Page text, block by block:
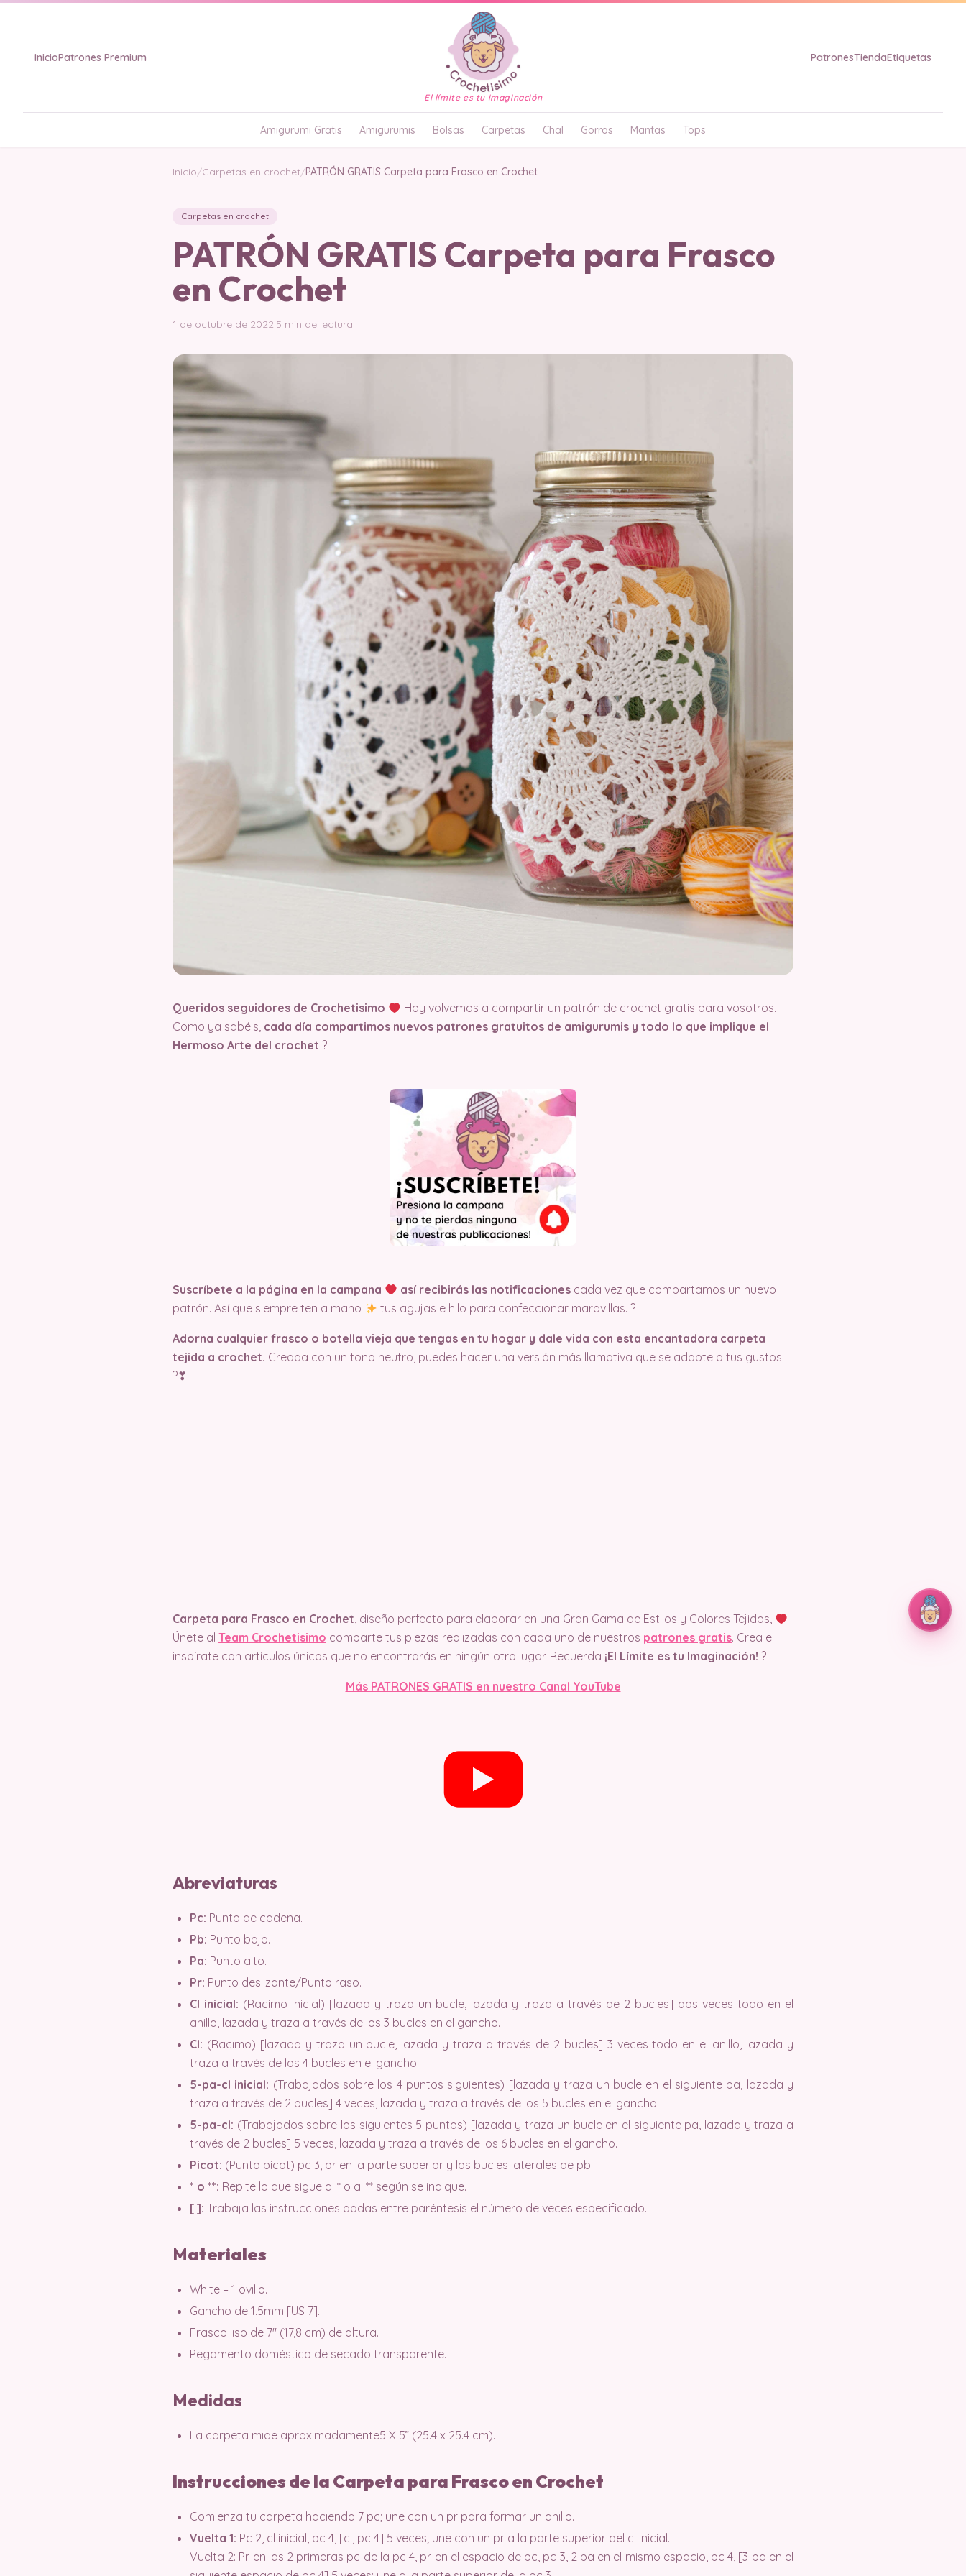
InicioPatrones Premium
El límite es tu imaginación
PatronesTiendaEtiquetas
Amigurumi Gratis Amigurumis Bolsas Carpetas Chal Gorros Mantas Tops
Inicio/Carpetas en crochet/PATRÓN GRATIS Carpeta para Frasco en Crochet
Carpetas en crochet
PATRÓN GRATIS Carpeta para Frasco
en Crochet
1 de octubre de 2022·5 min de lectura
Queridos seguidores de Crochetisimo
Hoy volvemos a compartir un patrón de crochet gratis para vosotros.
Como ya sabéis, cada día compartimos nuevos patrones gratuitos de amigurumis y todo lo que implique el
Hermoso Arte del crochet ?
Suscríbete a la página en la campana así recibirás las notificaciones cada vez que compartamos un nuevo
patrón. Así que siempre ten a mano
tus agujas e hilo para confeccionar maravillas. ?
Adorna cualquier frasco o botella vieja que tengas en tu hogar y dale vida con esta encantadora carpeta
tejida a crochet. Creada con un tono neutro, puedes hacer una versión más llamativa que se adapte a tus gustos
?❣
Carpeta para Frasco en Crochet, diseño perfecto para elaborar en una Gran Gama de Estilos y Colores Tejidos,
Únete al Team Crochetisimo comparte tus piezas realizadas con cada uno de nuestros patrones gratis. Crea e
inspírate con artículos únicos que no encontrarás en ningún otro lugar. Recuerda ¡El Límite es tu Imaginación! ?
Más PATRONES GRATIS en nuestro Canal YouTube
Abreviaturas
Pc: Punto de cadena.
Pb: Punto bajo.
Pa: Punto alto.
Pr: Punto deslizante/Punto raso.
Cl inicial: (Racimo inicial) [lazada y traza un bucle, lazada y traza a través de 2 bucles] dos veces todo en el
anillo, lazada y traza a través de los 3 bucles en el gancho.
Cl: (Racimo) [lazada y traza un bucle, lazada y traza a través de 2 bucles] 3 veces todo en el anillo, lazada y
traza a través de los 4 bucles en el gancho.
5-pa-cl inicial: (Trabajados sobre los 4 puntos siguientes) [lazada y traza un bucle en el siguiente pa, lazada y
traza a través de 2 bucles] 4 veces, lazada y traza a través de los 5 bucles en el gancho.
5-pa-cl: (Trabajados sobre los siguientes 5 puntos) [lazada y traza un bucle en el siguiente pa, lazada y traza a
través de 2 bucles] 5 veces, lazada y traza a través de los 6 bucles en el gancho.
Picot: (Punto picot) pc 3, pr en la parte superior y los bucles laterales de pb.
* o **: Repite lo que sigue al * o al ** según se indique.
[ ]: Trabaja las instrucciones dadas entre paréntesis el número de veces especificado.
Materiales
White – 1 ovillo.
Gancho de 1.5mm [US 7].
Frasco liso de 7″ (17,8 cm) de altura.
Pegamento doméstico de secado transparente.
Medidas
La carpeta mide aproximadamente5 X 5” (25.4 x 25.4 cm).
Instrucciones de la Carpeta para Frasco en Crochet
Comienza tu carpeta haciendo 7 pc; une con un pr para formar un anillo.
Vuelta 1: Pc 2, cl inicial, pc 4, [cl, pc 4] 5 veces; une con un pr a la parte superior del cl inicial.
Vuelta 2: Pr en las 2 primeras pc de la pc 4, pr en el espacio de pc, pc 3, 2 pa en el mismo espacio, pc 4, [3 pa en el